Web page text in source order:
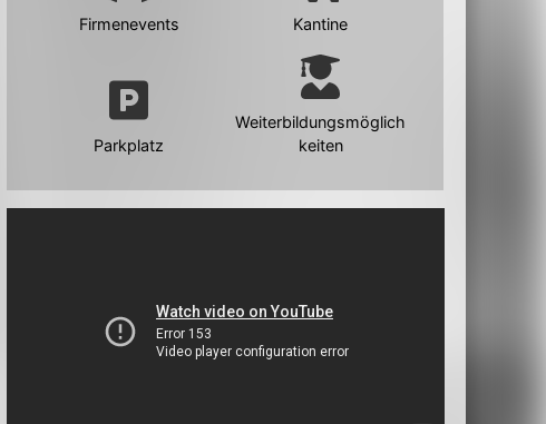
Firmenevents Kantine
Parkplatz
Weiterbildungsmöglich
keiten